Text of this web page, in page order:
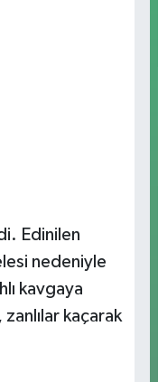
Edinilen
nedeniyle
kavgaya
kaçarak